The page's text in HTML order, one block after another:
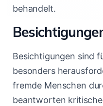
behandelt.
Besichtigungen sind
besonders
fremde Menschen
beantworten